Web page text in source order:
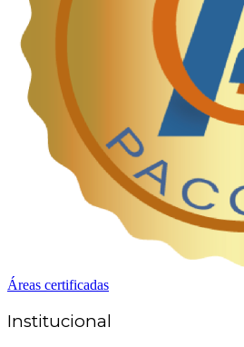
Áreas certificadas
Institucional